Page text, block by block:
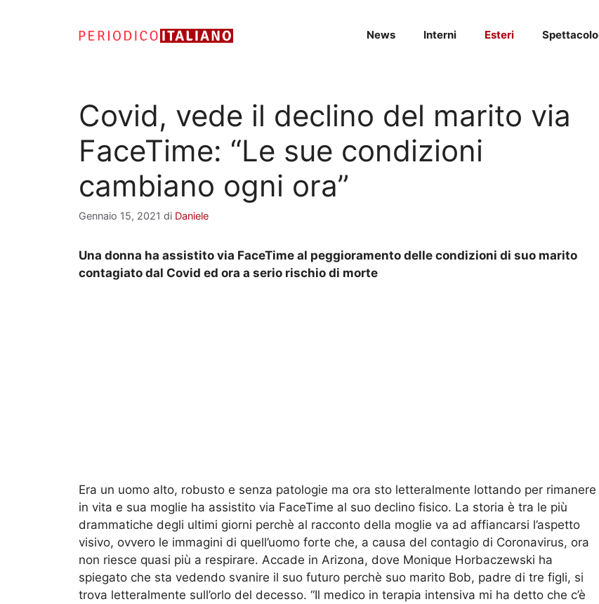
News Interni Esteri Spettacolo
Covid, vede il declino del marito via
FaceTime: “Le sue condizioni
cambiano ogni ora”
Gennaio 15, 2021 di Daniele
Una donna ha assistito via FaceTime al peggioramento delle condizioni di suo marito
contagiato dal Covid ed ora a serio rischio di morte
Era un uomo alto, robusto e senza patologie ma ora sto letteralmente lottando per rimanere
in vita e sua moglie ha assistito via FaceTime al suo declino fisico. La storia è tra le più
drammatiche degli ultimi giorni perchè al racconto della moglie va ad affiancarsi l’aspetto
visivo, ovvero le immagini di quell’uomo forte che, a causa del contagio di Coronavirus, ora
non riesce quasi più a respirare. Accade in Arizona, dove Monique Horbaczewski ha
spiegato che sta vedendo svanire il suo futuro perchè suo marito Bob, padre di tre figli, si
trova letteralmente sull’orlo del decesso. “Il medico in terapia intensiva mi ha detto che c’è